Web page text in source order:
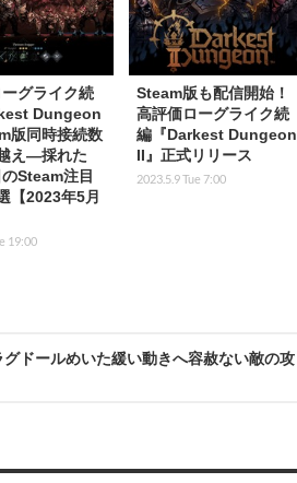
グライク続
Dungeon
版同時接続数
え―採れた
Steam注目
【2023年5月
19:00
Steam版も配信開始！
高評価ローグライク続
編『Darkest Dungeon
II』正式リリース
2023.5.9 Tue 7:00
ドールめいた緩い動きへ容赦ない敵の攻